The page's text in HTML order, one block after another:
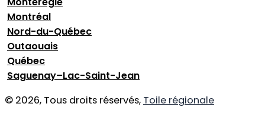
Montréal
Nord-du-Québec
Outaouais
Québec
Saguenay–Lac-Saint-Jean
© 2026, Tous droits réservés, Toile régionale